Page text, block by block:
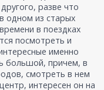
разве что
одном из старых
в поездках
посмотреть и
именно
большой, причем, в
смотреть в нем
интересен он на